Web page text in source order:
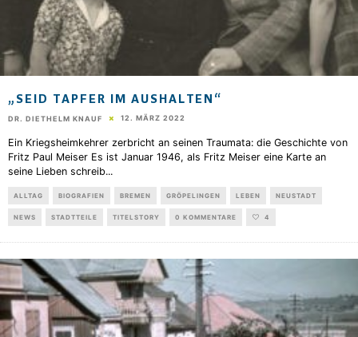
„SEID TAPFER IM AUSHALTEN“
DR. DIETHELM KNAUF 12. MÄRZ 2022
Ein Kriegsheimkehrer zerbricht an seinen Traumata: die Geschichte von
Fritz Paul Meiser Es ist Januar 1946, als Fritz Meiser eine Karte an
seine Lieben schreib...
ALLTAG BIOGRAFIEN BREMEN GRÖPELINGEN LEBEN NEUSTADT
NEWS STADTTEILE TITELSTORY 0 KOMMENTARE 4